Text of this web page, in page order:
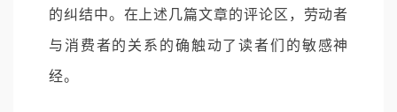
的纠结中。在上述几篇文章的评论区，劳动者
与消费者的关系的确触动了读者们的敏感神
经。